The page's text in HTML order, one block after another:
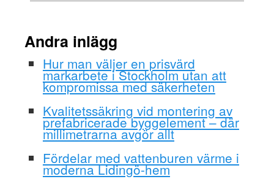
Andra inlägg
Hur man väljer en prisvärd
markarbete i Stockholm utan att
kompromissa med säkerheten
Kvalitetssäkring vid montering av
prefabricerade byggelement – där
millimetrarna avgör allt
Fördelar med vattenburen värme i
moderna Lidingö-hem